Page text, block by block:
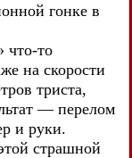
гонке в
что-то
на скорости
триста,
— перелом
и руки.
страшной